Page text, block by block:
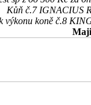
Kůň č.7 IGNACIUS
výkonu koně č.8